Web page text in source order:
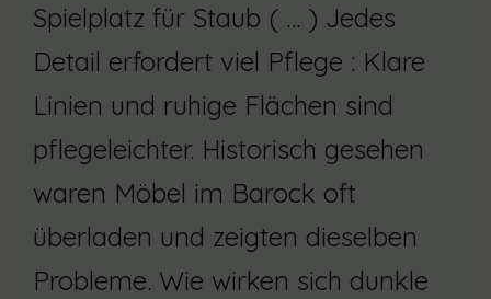
Spielplatz für Staub ( … ) Jedes
Detail erfordert viel Pflege : Klare
Linien und ruhige Flächen sind
pflegeleichter. Historisch gesehen
waren Möbel im Barock oft
überladen und zeigten dieselben
Probleme. Wie wirken sich dunkle